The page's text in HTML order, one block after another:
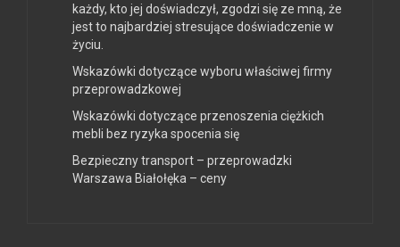
każdy, kto jej doświadczył, zgodzi się ze mną, że
jest to najbardziej stresujące doświadczenie w
życiu.
Wskazówki dotyczące wyboru właściwej firmy
przeprowadzkowej
Wskazówki dotyczące przenoszenia ciężkich
mebli bez ryzyka spocenia się
Bezpieczny transport – przeprowadzki
Warszawa Białołęka – ceny